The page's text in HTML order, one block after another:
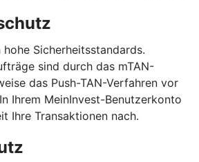
Sicherheitsstandards.
sind durch das mTAN-
das Push-TAN-Verfahren vor
Ihrem MeinInvest-Benutzerkonto
Ihre Transaktionen nach.